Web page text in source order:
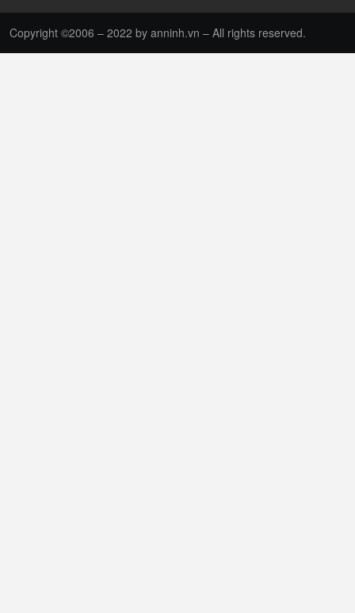
Copyright ©2006 – 2022 by anninh.vn – All rights reserved.